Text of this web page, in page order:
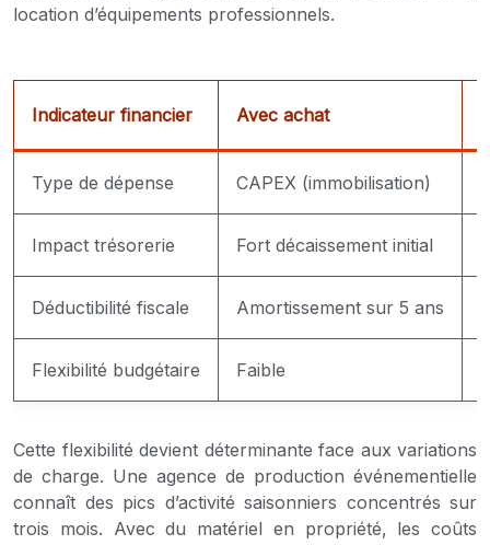
location d’équipements professionnels.
Indicateur financier Avec achat
Type de dépense CAPEX (immobilisation)
Impact trésorerie Fort décaissement initial
Déductibilité fiscale Amortissement sur 5 ans
Flexibilité budgétaire Faible
Cette flexibilité devient déterminante face aux variations
de charge. Une agence de production événementielle
connaît des pics d’activité saisonniers concentrés sur
trois mois. Avec du matériel en propriété, les coûts